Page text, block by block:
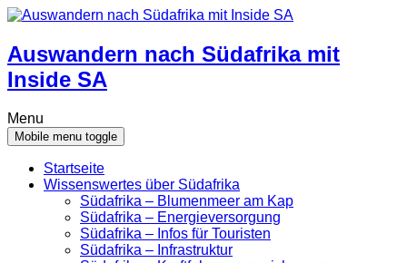
Skip
content
Skip
main
menu
Auswandern nach Südafrika mit
Inside SA
Menu
Mobile menu toggle
Startseite
Wissenswertes über Südafrika
Südafrika – Blumenmeer am Kap
Südafrika – Energieversorgung
Südafrika – Infos für Touristen
Südafrika – Infrastruktur